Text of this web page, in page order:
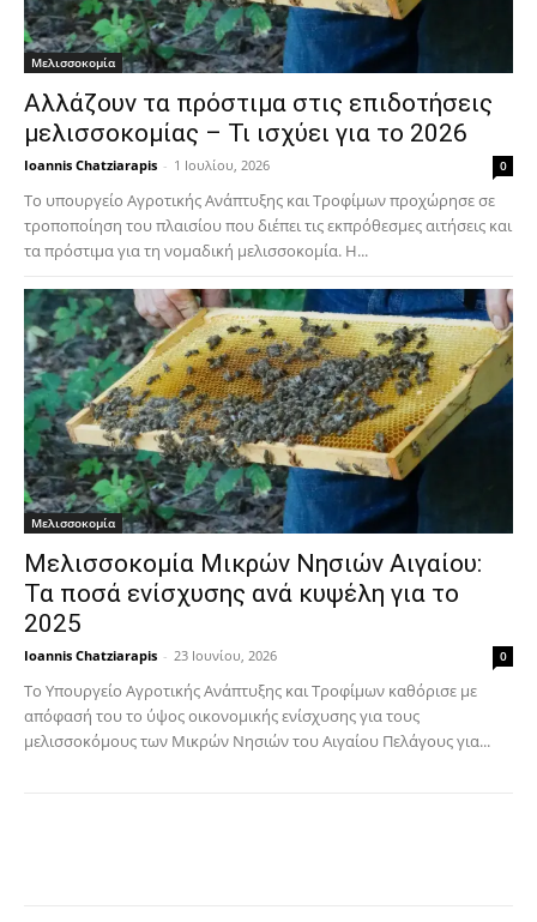
Μελισσοκομία
Αλλάζουν τα πρόστιμα στις επιδοτήσεις
μελισσοκομίας – Τι ισχύει για το 2026
Ioannis Chatziarapis - 1 Ιουλίου, 2026 0
Το υπουργείο Αγροτικής Ανάπτυξης και Τροφίμων προχώρησε σε
τροποποίηση του πλαισίου που διέπει τις εκπρόθεσμες αιτήσεις και
τα πρόστιμα για τη νομαδική μελισσοκομία. Η...
Μελισσοκομία
Μελισσοκομία Μικρών Νησιών Αιγαίου:
Τα ποσά ενίσχυσης ανά κυψέλη για το
2025
Ioannis Chatziarapis - 23 Ιουνίου, 2026 0
Το Υπουργείο Αγροτικής Ανάπτυξης και Τροφίμων καθόρισε με
απόφασή του το ύψος οικονομικής ενίσχυσης για τους
μελισσοκόμους των Μικρών Νησιών του Αιγαίου Πελάγους για...